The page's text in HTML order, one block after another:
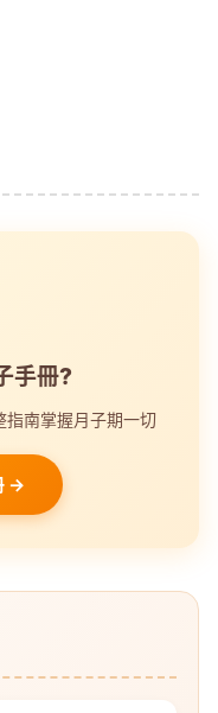
手冊?
南掌握月子期一切
→